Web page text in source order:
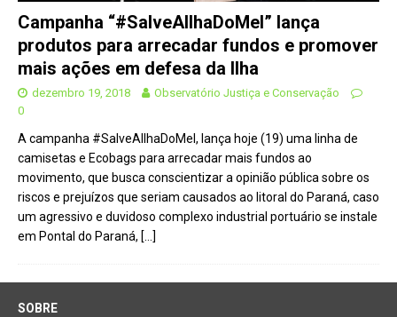
Campanha “#SalveAIlhaDoMel” lança
produtos para arrecadar fundos e promover
mais ações em defesa da Ilha
dezembro 19, 2018
Observatório Justiça e Conservação
0
A campanha #SalveAIlhaDoMel, lança hoje (19) uma linha de
camisetas e Ecobags para arrecadar mais fundos ao
movimento, que busca conscientizar a opinião pública sobre os
riscos e prejuízos que seriam causados ao litoral do Paraná, caso
um agressivo e duvidoso complexo industrial portuário se instale
em Pontal do Paraná, […]
SOBRE